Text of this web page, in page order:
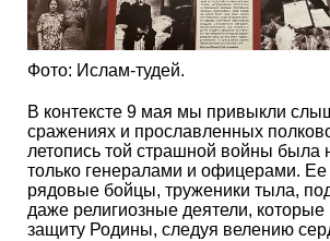
Фото: Ислам-тудей.
В контексте 9 мая мы привыкли
сражениях и прославленных
летопись той страшной войны была
только генералами и офицерами. Ее
рядовые бойцы, труженики тыла,
даже религиозные деятели, которые
защиту Родины, следуя велению